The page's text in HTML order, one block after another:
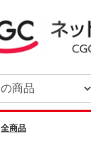
全商品